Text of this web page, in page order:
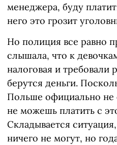
менеджера, буду
него это грозит
Но полиция все равно
слышала, что к
налоговая и требовали
берутся деньги.
Польше официально не
не можешь платить с
Складывается
ничего не могут, но